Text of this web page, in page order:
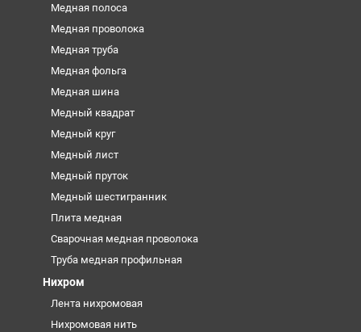
Медная полоса
Медная проволока
Медная труба
Медная фольга
Медная шина
Медный квадрат
Медный круг
Медный лист
Медный пруток
Медный шестигранник
Плита медная
Сварочная медная проволока
Труба медная профильная
Нихром
Лента нихромовая
Нихромовая нить